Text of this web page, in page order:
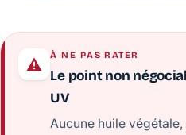
À NE PAS RATER
Le point non
UV
Aucune huile